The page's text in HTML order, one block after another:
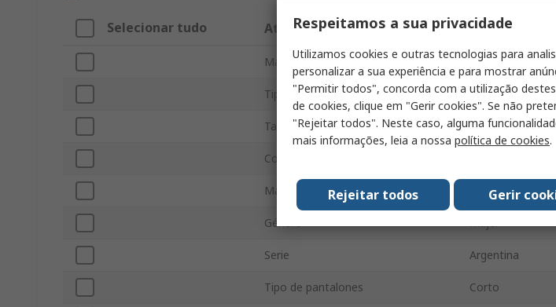
Selecionar tudo Atributo Valor
Marca JRC
Tipo de producto Camiseta
Tamaño M
Color
Material 100% algodón
Género Mujer
Serie Argentina
Tipo de pantalones Corto
Respeitamos a sua privacidade
Utilizamos cookies e outras tecnologias para
personalizar a sua experiência e para mostrar
"Permitir todos", concorda com a utilização
de cookies, clique em "Gerir cookies". Se não
"Rejeitar todos". Neste caso, alguma
mais informações, leia a nossa política de cookies.
Gerir
Rejeitar todos